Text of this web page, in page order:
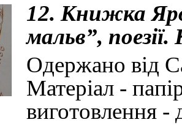
12. Книжка
мальв”,
Одержано від
Матеріал -
виготовлення